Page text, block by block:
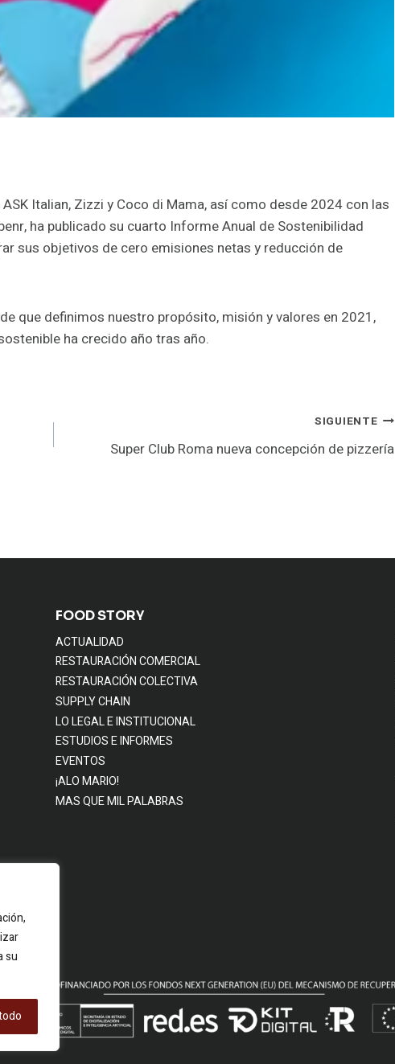
su
Italian, Zizzi y Coco di Mama, así como desde 2024 con las
ha publicado su cuarto Informe Anual de Sostenibilidad
sus objetivos de cero emisiones netas y reducción de
que definimos nuestro propósito, misión y valores en 2021,
ha crecido año tras año.
SIGUIENTE
Super Club Roma nueva concepción de pizzería
FOOD STORY
ACTUALIDAD
RESTAURACIÓN COMERCIAL
RESTAURACIÓN COLECTIVA
SUPPLY CHAIN
LO LEGAL E INSTITUCIONAL
ESTUDIOS E INFORMES
EVENTOS
¡ALO MARIO!
MAS QUE MIL PALABRAS